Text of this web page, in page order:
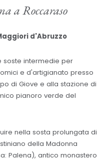
a Roccaraso
d'Abruzzo
soste intermedie per
e d'artigianato presso
di Giove e alla stazione di
pianoro verde del
nella sosta prolungata di
della Madonna
Palena), antico monastero